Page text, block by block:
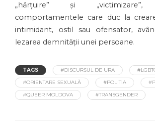
„hărțuire” și „victimizare”,
comportamentele care duc la
intimidant, ostil sau ofensator,
lezarea demnității unei persoane.
TAGS #DISCURSUL DE URA
#ORIENTARE SEXUALĂ
#POLITIA
#QUEER MOLDOVA
#TRANSGENDER